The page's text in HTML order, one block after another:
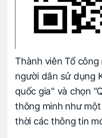
Thành viên Tổ
người dân sử dụng
quốc gia" và chọn
thông minh như
thời các thông tin